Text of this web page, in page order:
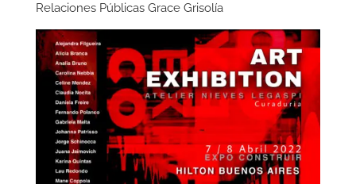
Relaciones Públicas Grace Grisolía